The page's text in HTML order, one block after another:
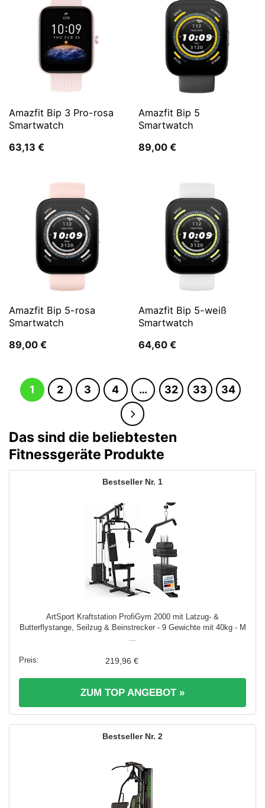
Amazfit Bip 3 Pro-rosa
Smartwatch
63,13 €
Amazfit Bip 5
Smartwatch
89,00 €
Amazfit Bip 5-rosa
Smartwatch
89,00 €
Amazfit Bip 5-weiß
Smartwatch
64,60 €
1 2 3 4 … 32 33 34
Das sind die beliebtesten
Fitnessgeräte Produkte
1
ArtSport Kraftstation ProfiGym 2000 mit Latzug- &
Butterflystange, Seilzug & Beinstrecker - 9 Gewichte mit 40kg - M
...
219,96 €
ZUM TOP ANGEBOT »
2